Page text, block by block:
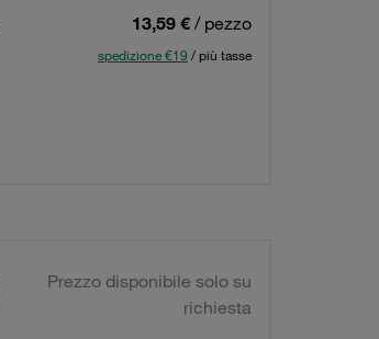
13,59 € / pezzo
spedizione €19 / più tasse
Prezzo disponibile solo su
richiesta